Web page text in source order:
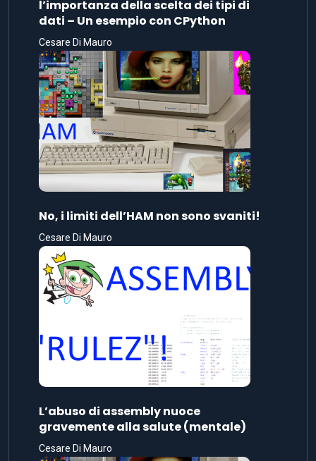
l’importanza della scelta dei tipi di
dati – Un esempio con CPython
Cesare Di Mauro
No, i limiti dell’HAM non sono svaniti!
Cesare Di Mauro
L’abuso di assembly nuoce
gravemente alla salute (mentale)
Cesare Di Mauro